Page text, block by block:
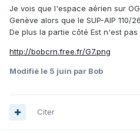
Je vois que l'espace aérien sur
Genève alors que le SUP-AIP 110/
De plus la partie côté Est n'est pas
http://bobcrn.free.fr/G7.png
Modifié le 5 juin par Bob
Citer